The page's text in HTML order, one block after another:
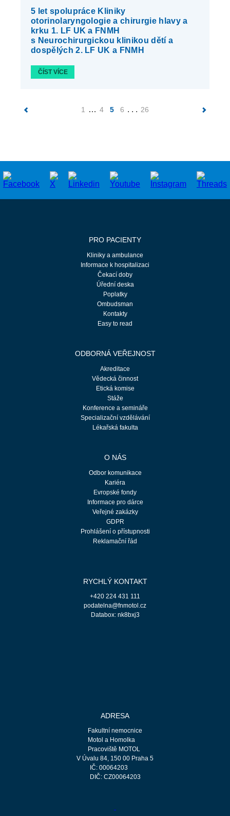
5 let spolupráce Kliniky
otorinolaryngologie a chirurgie hlavy a
krku 1. LF UK a FNMH
s Neurochirurgickou klinikou dětí a
dospělých 2. LF UK a FNMH
ČÍST VÍCE
1 … 4 5 6 . . . 26
PRO PACIENTY
Kliniky a ambulance
Informace k hospitalizaci
Čekací doby
Úřední deska
Poplatky
Ombudsman
Kontakty
Easy to read
ODBORNÁ VEŘEJNOST
Akreditace
Vědecká činnost
Etická komise
Stáže
Konference a semináře
Specializační vzdělávání
Lékařská fakulta
O NÁS
Odbor komunikace
Kariéra
Evropské fondy
Informace pro dárce
Veřejné zakázky
GDPR
Prohlášení o přístupnosti
Reklamační řád
RYCHLÝ KONTAKT
+420 224 431 111
podatelna@fnmotol.cz
Databox: nk8bxj3
ADRESA
Fakultní nemocnice
Motol a Homolka
Pracoviště MOTOL
V Úvalu 84, 150 00 Praha 5
IČ: 00064203
DIČ: CZ00064203